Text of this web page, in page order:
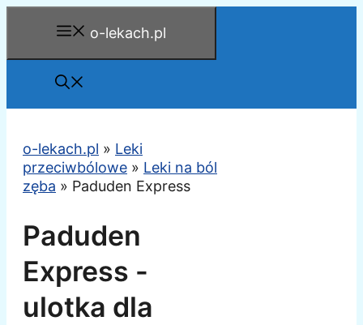
o-lekach.pl
o-lekach.pl » Leki
przeciwbólowe » Leki na ból
zęba » Paduden Express
Paduden
Express -
ulotka dla